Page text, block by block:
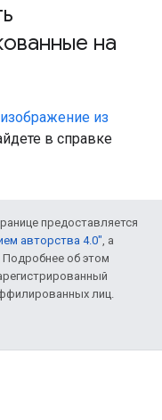
на
из
в справке
предоставляется
авторства 4.0", а
Подробнее об этом
лиц.